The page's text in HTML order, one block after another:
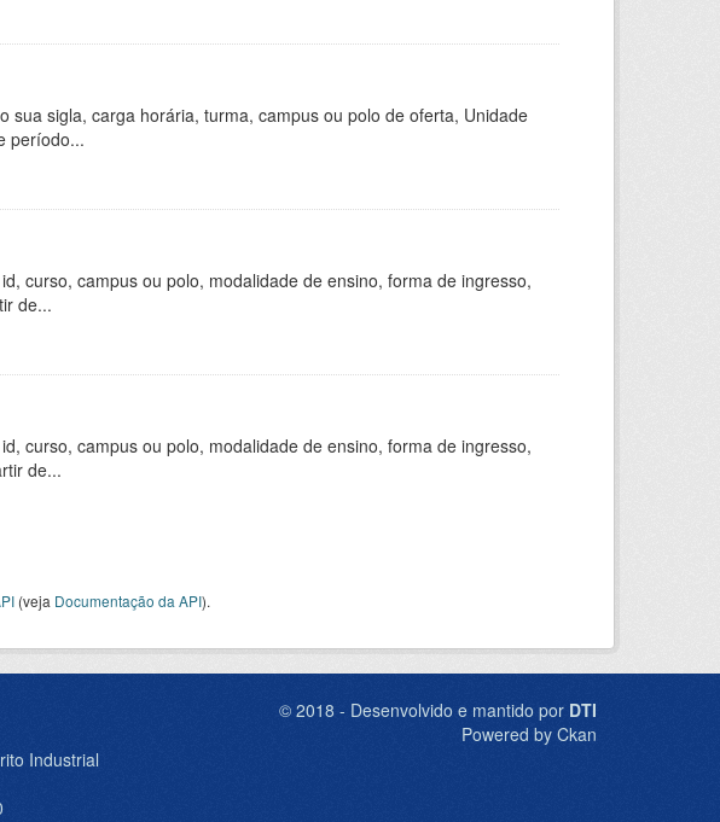
sua sigla, carga horária, turma, campus ou polo de oferta, Unidade
período...
curso, campus ou polo, modalidade de ensino, forma de ingresso,
de...
curso, campus ou polo, modalidade de ensino, forma de ingresso,
de...
(veja Documentação da API).
Industrial
© 2018 - Desenvolvido e mantido por DTI
Powered by Ckan